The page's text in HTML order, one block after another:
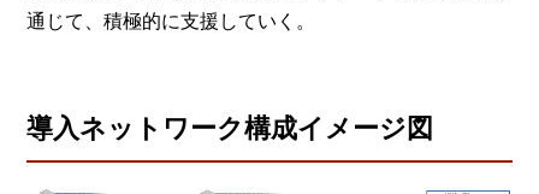
通じて、積極的に支援していく。
導入ネットワーク構成イメージ図